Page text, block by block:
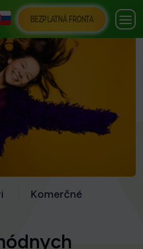
BEZPLATNÁ FRONTA
Komerčné